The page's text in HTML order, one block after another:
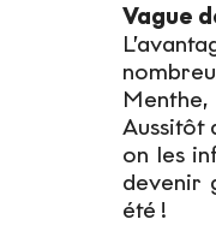
Vague
Aussitôt
on les
devenir
été !